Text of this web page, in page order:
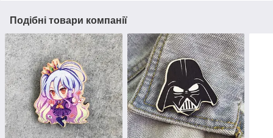
Подібні товари компанії